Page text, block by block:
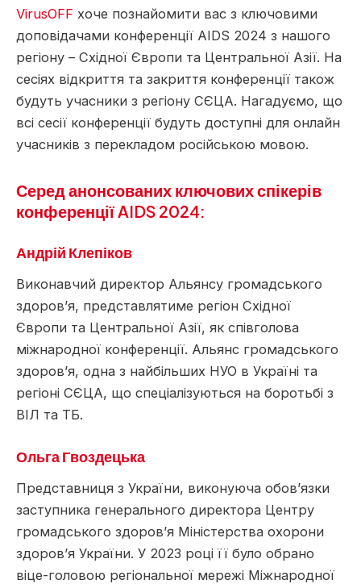
VirusOFF хоче познайомити вас з ключовими
доповідачами конференції AIDS 2024 з нашого
регіону – Східної Європи та Центральної Азії. На
сесіях відкриття та закриття конференції також
будуть учасники з регіону СЄЦА. Нагадуємо, що
всі сесії конференції будуть доступні для онлайн
учасників з перекладом російською мовою.
Серед анонсованих ключових спікерів
конференції AIDS 2024:
Андрій Клепіков
Виконавчий директор Альянсу громадського
здоров’я, представлятиме регіон Східної
Європи та Центральної Азії, як співголова
міжнародної конференції. Альянс громадського
здоров’я, одна з найбільших НУО в Україні та
регіоні СЄЦА, що спеціалізуються на боротьбі з
ВІЛ та ТБ.
Ольга Гвоздецька
Представниця з України, виконуюча обов’язки
заступника генерального директора Центру
громадського здоров’я Міністерства охорони
здоров’я України. У 2023 році її було обрано
віце-головою регіональної мережі Міжнародної